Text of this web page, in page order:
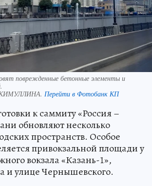
поврежденные бетонные элементы и
Перейти в Фотобанк КП
к саммиту «Россия –
обновляют несколько
пространств. Особое
привокзальной площади у
вокзала «Казань-1»,
и улице Чернышевского.